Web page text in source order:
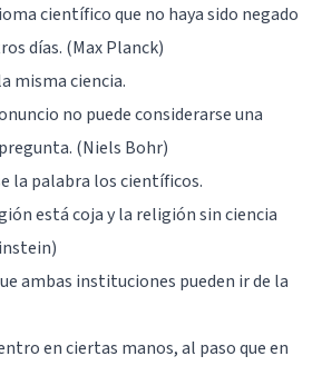
científico que no haya sido negado
días. (Max Planck)
misma ciencia.
no puede considerarse una
(Niels Bohr)
la palabra los científicos.
está coja y la religión sin ciencia
ambas instituciones pueden ir de la
en ciertas manos, al paso que en